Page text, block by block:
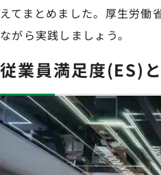
えてまとめました。厚生労働
ながら実践しましょう。
従業員満足度(ES)